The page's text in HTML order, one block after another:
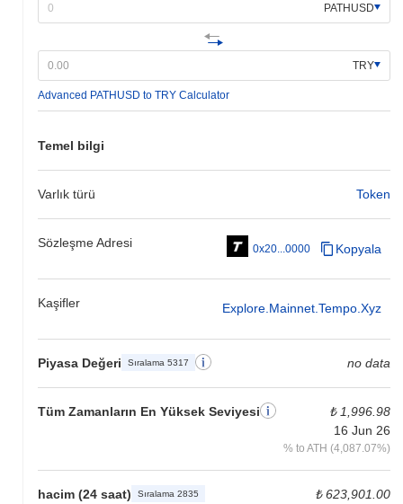
PATHUSD
TRY
Advanced PATHUSD to TRY Calculator
Temel bilgi
Varlık türü Token
Sözleşme Adresi 0x20...0000 Kopyala
Kaşifler Explore.mainnet.tempo.xyz
Piyasa Değeri Sıralama 5317 no data
Tüm Zamanların En Yüksek Seviyesi
₺ 1,996.98
16 Jun 26
% to ATH (4,087.07%)
hacim (24 saat) Sıralama 2835
₺ 623,901.00